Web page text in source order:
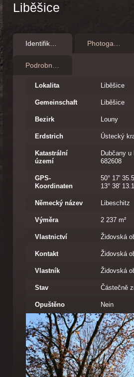
Liběšice
Identifikationsangaben Photogalerie
Podrobnosti
Lokalita Liběšice
Gemeinschaft Liběšice
Bezirk Louny
Erdstrich Ústecký
Katastrální
území
Dubčany
682608
GPS-
Koordinaten
50° 17'
13° 38'
Německý název Libeschitz
Výměra 2 237 m²
Vlastnictví Židovská
Kontakt Židovská
Vlastník Židovská
Stav Částečně
Opuštěno Nein